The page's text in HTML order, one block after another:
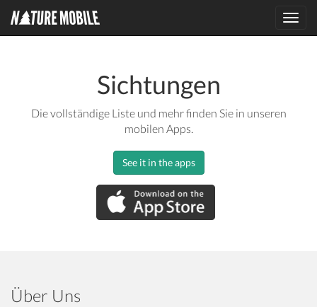
Sichtungen
Die vollständige Liste und mehr finden Sie in unseren
mobilen Apps.
See it in the apps
Über Uns